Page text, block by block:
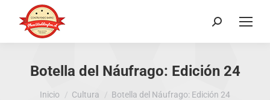
Buscar:
Botella del Náufrago: Edición 24
Estás aquí:
Inicio Cultura Botella del Náufrago: Edición 24